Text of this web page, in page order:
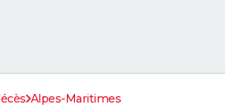
Alpes-Maritimes